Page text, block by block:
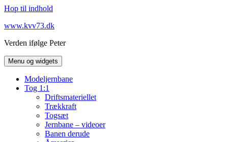
Hop til indhold
www.kvv73.dk
Verden ifølge Peter
Menu og widgets
Modeljernbane
Tog 1:1
Driftsmateriellet
Trækkraft
Togsæt
Jernbane – videoer
Banen derude